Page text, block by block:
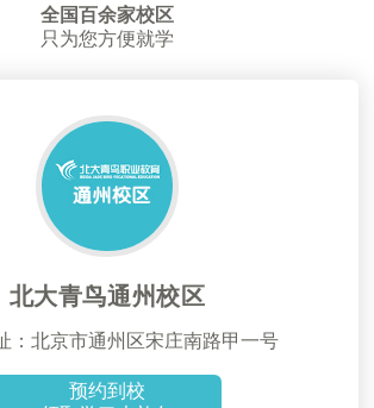
全国百余家校区
只为您方便就学
北大青鸟通州校区
：北京市通州区宋庄南路甲一号
预约到校